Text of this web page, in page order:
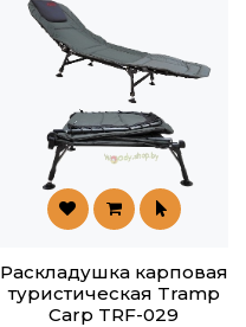
Раскладушка карповая
туристическая Tramp
Carp TRF-029